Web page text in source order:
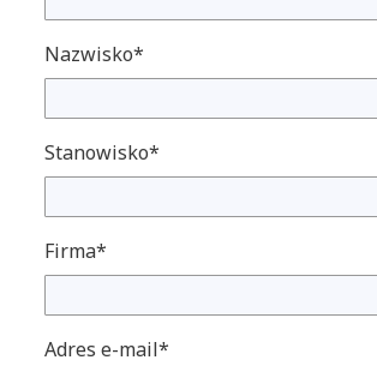
Nazwisko*
Stanowisko*
Firma*
Adres e-mail*